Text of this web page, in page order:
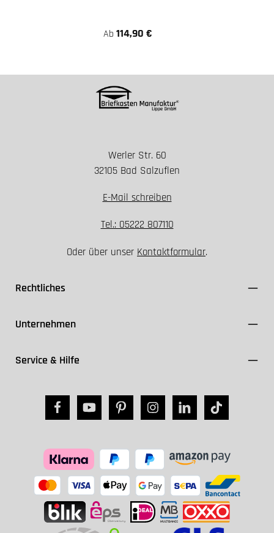
Ab 114,90 €
Werler Str. 60
32105 Bad Salzuflen
E-Mail schreiben
Tel.: 05222 807110
Oder über unser Kontaktformular.
Rechtliches
Unternehmen
Service & Hilfe